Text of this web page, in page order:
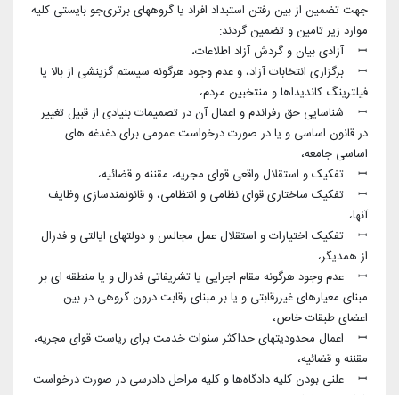
جهت تضمین از بین رفتن استبداد افراد یا گروههای برتری‌جو بایستی کلیه
موارد زیر تامین و تضمین گردند:
ꟷ آزادی بیان و گردش آزاد اطلاعات،
ꟷ برگزاری انتخابات آزاد، و عدم وجود هرگونه سیستم گزینشی از بالا یا
فیلترینگ کاندیداها و منتخبین مردم،
ꟷ شناسایی حق رفراندم و اعمال آن در تصمیمات بنیادی از قبیل تغییر
در قانون اساسی و یا در صورت درخواست عمومی برای دغدغه های
اساسی جامعه،
ꟷ تفکیک و استقلال واقعی قوای مجریه، مقننه و قضائیه،
ꟷ تفکیک ساختاری قوای نظامی و انتظامی، و قانونمندسازی وظایف
آنها،
ꟷ تفکیک اختیارات و استقلال عمل مجالس و دولتهای ایالتی و فدرال
از همدیگر،
ꟷ عدم وجود هرگونه مقام اجرایی یا تشریفاتی فدرال و یا منطقه ای بر
مبنای معیارهای غیررقابتی و یا بر مبنای رقابت درون گروهی در بین
اعضای طبقات خاص،
ꟷ اعمال محدودیتهای حداکثر سنوات خدمت برای ریاست قوای مجریه،
مقننه و قضائیه،
ꟷ علنی بودن کلیه دادگاه‌ها و کلیه مراحل دادرسی در صورت درخواست